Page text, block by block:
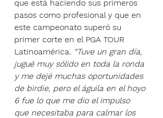
que está haciendo sus primeros
pasos como profesional y que en
este campeonato superó su
primer corte en el PGA TOUR
Latinoamérica. “Tuve un gran día,
jugué muy sólido en toda la ronda
y me dejé muchas oportunidades
de birdie, pero el águila en el hoyo
6 fue lo que me dio el impulso
que necesitaba para calmar los